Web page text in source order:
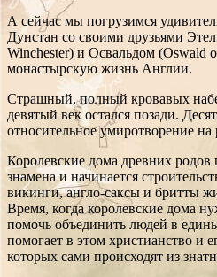
А сейчас мы погрузимся
Дунстан со своими друзьями
Winchester) и Освальдом (Oswald
монастырскую жизнь Англии.
Страшный, полный кровавых
девятый век остался позади.
относительное умиротворение
Королевские дома древних
знамена и начинается
викинги, англо-саксы и бритты
Время, когда королевские дома
помочь объединить людей в
помогает в этом христианство и
которых сами происходят из